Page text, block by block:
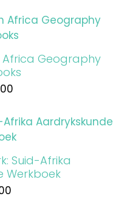
Africa Geography
Suid-Afrika
Werkboek